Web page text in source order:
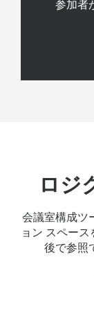
参加者
ロジ
会議室構成ツ
ョン スペー
後で参照